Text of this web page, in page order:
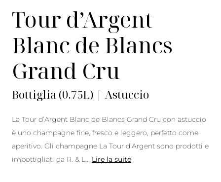
Tour d’Argent
Blanc de Blancs
Grand Cru
Bottiglia (0.75L) | Astuccio
La Tour d’Argent Blanc de Blancs Grand Cru con astuccio
è uno champagne fine, fresco e leggero, perfetto come
aperitivo. Gli champagne La Tour d’Argent sono prodotti e
imbottigliati da R. & L
Lire la suite